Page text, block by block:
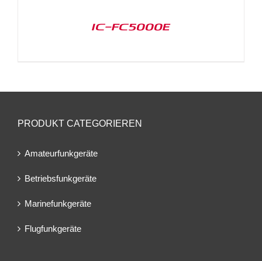
IC-FC5000E
PRODUKT CATEGORIEREN
Amateurfunkgeräte
Betriebsfunkgeräte
Marinefunkgeräte
Flugfunkgeräte